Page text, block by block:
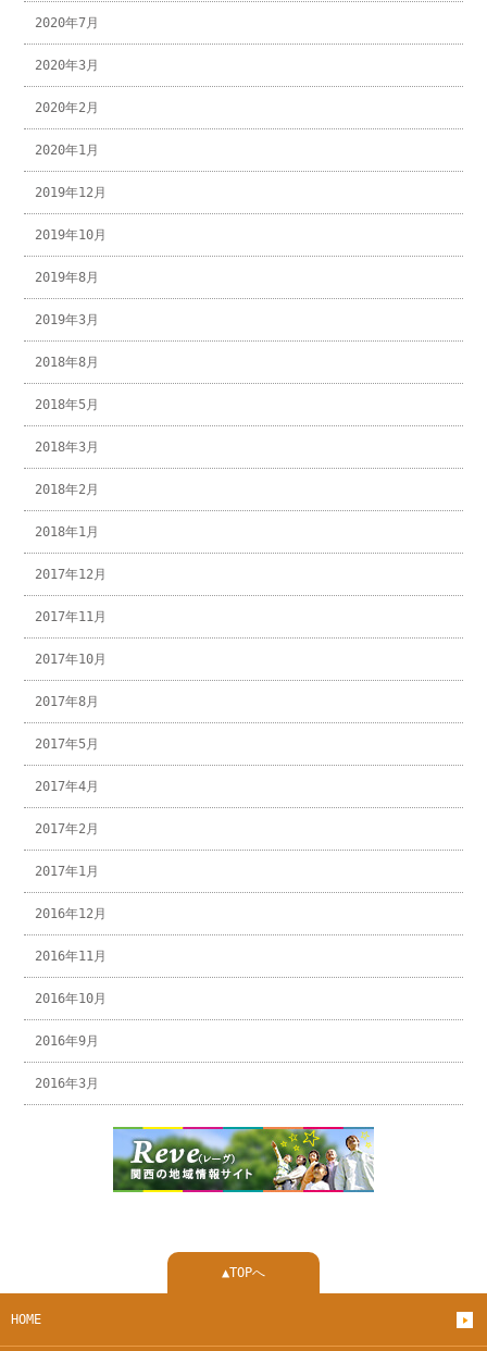
2020年7月
2020年3月
2020年2月
2020年1月
2019年12月
2019年10月
2019年8月
2019年3月
2018年8月
2018年5月
2018年3月
2018年2月
2018年1月
2017年12月
2017年11月
2017年10月
2017年8月
2017年5月
2017年4月
2017年2月
2017年1月
2016年12月
2016年11月
2016年10月
2016年9月
2016年3月
▲TOPへ
HOME